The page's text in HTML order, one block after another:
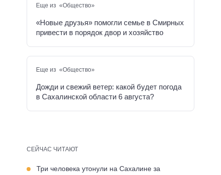
Еще из «Общество»
«Новые друзья» помогли семье в Смирных
привести в порядок двор и хозяйство
Еще из «Общество»
Дожди и свежий ветер: какой будет погода
в Сахалинской области 6 августа?
СЕЙЧАС ЧИТАЮТ
Три человека утонули на Сахалине за